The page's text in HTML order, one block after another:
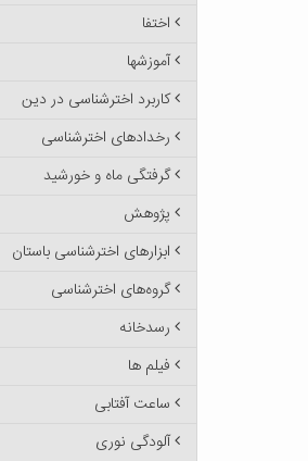
اختفا
آموزشها
کاربرد اخترشناسی در دین
رخدادهای اخترشناسی
گرفتگی ماه و خورشید
پژوهش
ابزارهای اخترشناسی باستان
گروه‌های اخترشناسی
رسدخانه
فیلم ها
ساعت آفتابی
آلودگی نوری